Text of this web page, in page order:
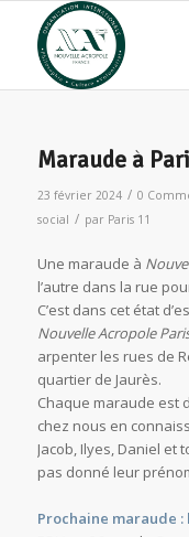
Maraude à
23 février 2024 / 0
social / par Paris 11
Une maraude à
l’autre dans la rue
C’est dans cet état
Nouvelle Acropole
arpenter les rues de
quartier de Jaurès.
Chaque maraude est
chez nous en
Jacob, Ilyes, Daniel et
pas donné leur
Prochaine maraude :